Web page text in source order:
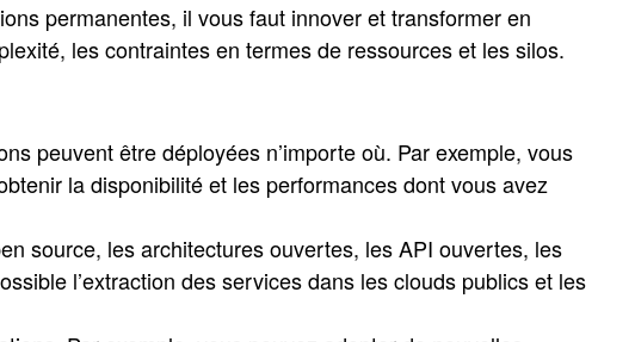
permanentes, il vous faut innover et transformer en
les contraintes en termes de ressources et les silos.
peuvent être déployées n’importe où. Par exemple, vous
la disponibilité et les performances dont vous avez
source, les architectures ouvertes, les API ouvertes, les
l’extraction des services dans les clouds publics et les